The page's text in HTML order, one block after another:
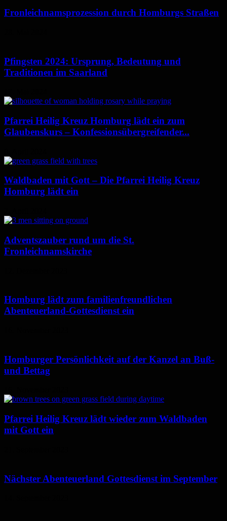
Fronleichnamsprozession durch Homburgs Straßen
Pfingsten 2024: Ursprung, Bedeutung und
Traditionen im Saarland
Pfarrei Heilig Kreuz Homburg lädt ein zum
Glaubenskurs – Konfessionsübergreifender...
Waldbaden mit Gott – Die Pfarrei Heilig Kreuz
Homburg lädt ein
Adventszauber rund um die St.
Fronleichnamskirche
Homburg lädt zum familienfreundlichen
Abenteuerland-Gottesdienst ein
Homburger Persönlichkeit auf der Kanzel an Buß-
und Bettag
Pfarrei Heilig Kreuz lädt wieder zum Waldbaden
mit Gott ein
Nächster Abenteuerland Gottesdienst im September